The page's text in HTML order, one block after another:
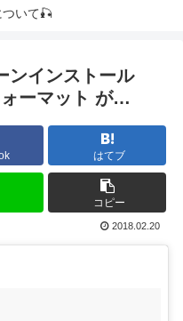
いて🎣
ンインストール
ーマット が…
はてブ
コピー
2018.02.20